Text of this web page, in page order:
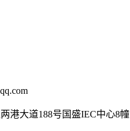
港大道188号国盛IEC中心8幢